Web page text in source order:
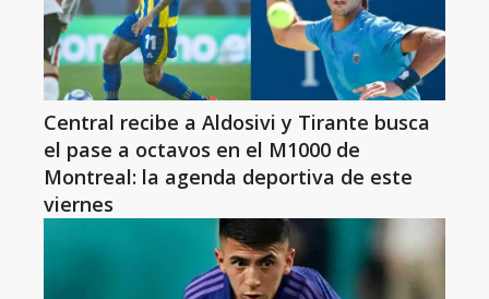
Central recibe a Aldosivi y Tirante busca
el pase a octavos en el M1000 de
Montreal: la agenda deportiva de este
viernes